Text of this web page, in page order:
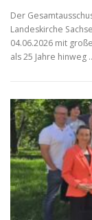
Der
Landeskirche
04.06.2026 mit
als 25 Jahre hinweg